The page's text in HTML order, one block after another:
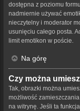
dostępna z poziomu
nadmiernie używać
nieczytelny i moderator
usunięciu całego posta.
limit emotikon w poście.
Na górę
Czy można
Tak, obrazki można
możliwość
na witrynę. Jeśli ta